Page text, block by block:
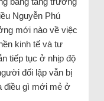
Nguyễn Phú
mới nào về việc
kinh tế và tư
tiếp tục ở nhịp độ
đối lập vẫn bị
điều gì mới mẻ ở